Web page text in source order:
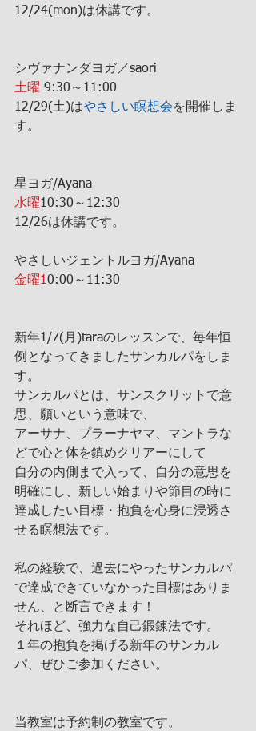
12/24(mon)は休講です。
シヴァナンダヨガ／saori
土曜 9:30～11:00
12/29(土)はやさしい瞑想会を開催しま
す。
星ヨガ/Ayana
水曜10:30～12:30
12/26は休講です。
やさしいジェントルヨガ/Ayana
金曜10:00～11:30
新年1/7(月)taraのレッスンで、毎年恒
例となってきましたサンカルパをしま
す。
サンカルパとは、サンスクリットで意
思、願いという意味で、
アーサナ、プラーナヤマ、マントラな
どで心と体を鎮めクリアーにして
自分の内側まで入って、自分の意思を
明確にし、新しい始まりや節目の時に
達成したい目標・抱負を心身に浸透さ
せる瞑想法です。
私の経験で、過去にやったサンカルパ
で達成できていなかった目標はありま
せん、と断言できます！
それほど、強力な自己鍛錬法です。
１年の抱負を掲げる新年のサンカル
パ、ぜひご参加ください。
当教室は予約制の教室です。